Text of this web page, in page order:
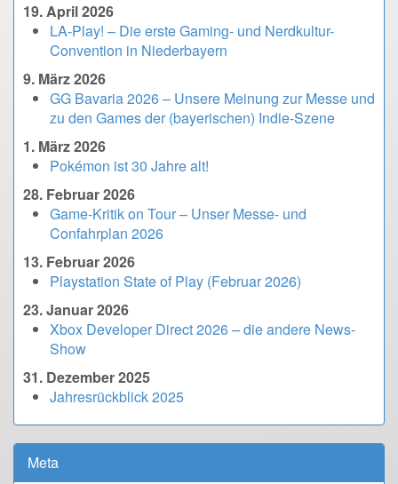
19. April 2026
LA-Play! – Die erste Gaming- und Nerdkultur-
Convention in Niederbayern
9. März 2026
GG Bavaria 2026 – Unsere Meinung zur Messe und
zu den Games der (bayerischen) Indie-Szene
1. März 2026
Pokémon ist 30 Jahre alt!
28. Februar 2026
Game-Kritik on Tour – Unser Messe- und
Confahrplan 2026
13. Februar 2026
Playstation State of Play (Februar 2026)
23. Januar 2026
Xbox Developer Direct 2026 – die andere News-
Show
31. Dezember 2025
Jahresrückblick 2025
Meta